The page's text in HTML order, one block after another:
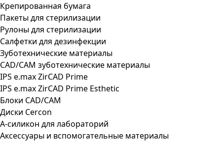
Крепированная бумага
Пакеты для стерилизации
Рулоны для стерилизации
Салфетки для дезинфекции
Зуботехнические материалы
CAD/CAM зуботехнические материалы
IPS e.max ZirCAD Prime
IPS e.max ZirCAD Prime Esthetic
Блоки CAD/CAM
Диски Cercon
А-силикон для лабораторий
Аксессуары и вспомогательные материалы